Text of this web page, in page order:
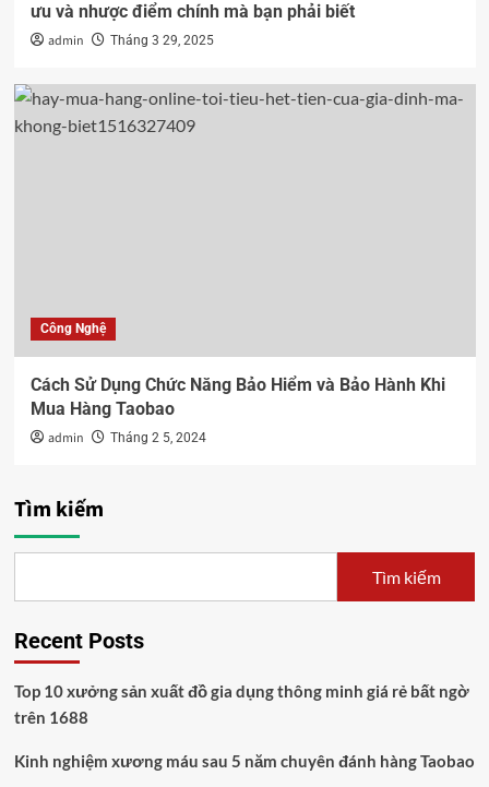
ưu và nhược điểm chính mà bạn phải biết
admin Tháng 3 29, 2025
Công Nghệ
Cách Sử Dụng Chức Năng Bảo Hiểm và Bảo Hành Khi
Mua Hàng Taobao
admin Tháng 2 5, 2024
Tìm kiếm
Tìm kiếm
Recent Posts
Top 10 xưởng sản xuất đồ gia dụng thông minh giá rẻ bất ngờ
trên 1688
Kinh nghiệm xương máu sau 5 năm chuyên đánh hàng Taobao